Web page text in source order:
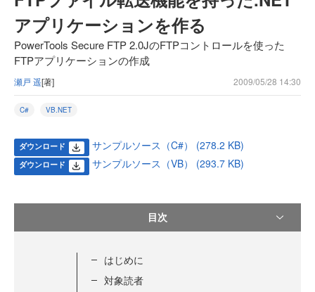
アプリケーションを作る
PowerTools Secure FTP 2.0JのFTPコントロールを使った
FTPアプリケーションの作成
瀬戸 遥[著] 2009/05/28 14:30
C# VB.NET
ダウンロード サンプルソース（C#） (278.2 KB)
ダウンロード サンプルソース（VB） (293.7 KB)
目次
はじめに
対象読者